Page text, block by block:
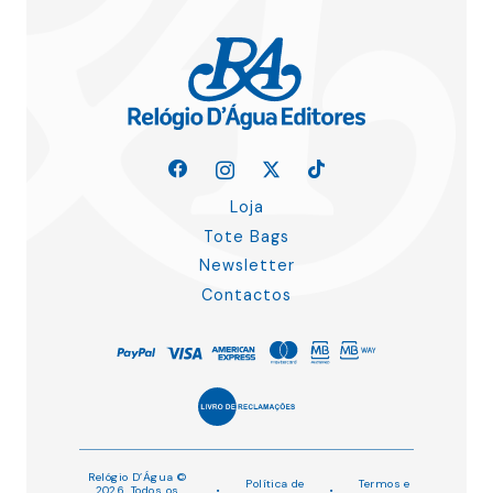
Loja
Tote Bags
Newsletter
Contactos
Relógio D’Água ©
2026. Todos os
•
Política de
•
Termos e